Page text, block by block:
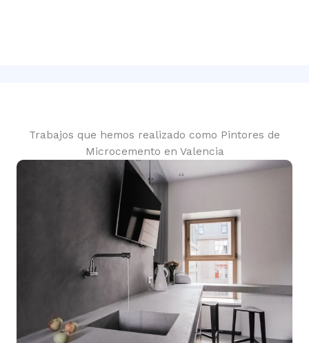
Trabajos que hemos realizado como Pintores de
Microcemento en Valencia